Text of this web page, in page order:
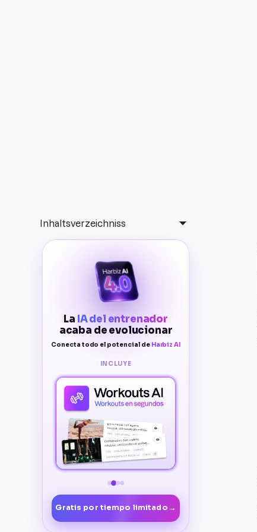
Inhaltsverzeichniss
La IA del entrenador
acaba de evolucionar
Conecta todo el potencial de Harbiz AI
INCLUYE
Gratis por tiempo limitado→